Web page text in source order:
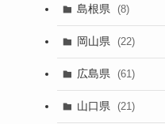
島根県 (8)
岡山県 (22)
広島県 (61)
山口県 (21)